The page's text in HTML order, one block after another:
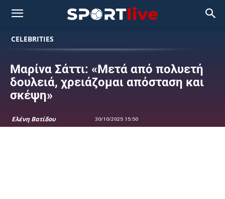
CELEBRITIES
Μαρίνα Σάττι: «Μετά από πολυετή
δουλειά, χρειάζομαι απόσταση και
σκέψη»
Ελένη Βατίδου 30/10/2025 15:50